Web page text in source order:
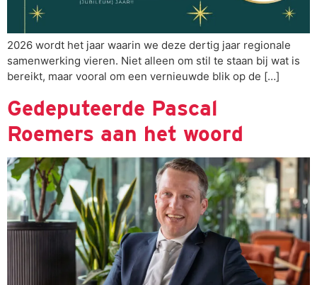
2026 wordt het jaar waarin we deze dertig jaar regionale
samenwerking vieren. Niet alleen om stil te staan bij wat is
bereikt, maar vooral om een vernieuwde blik op de […]
Gedeputeerde Pascal
Roemers aan het woord